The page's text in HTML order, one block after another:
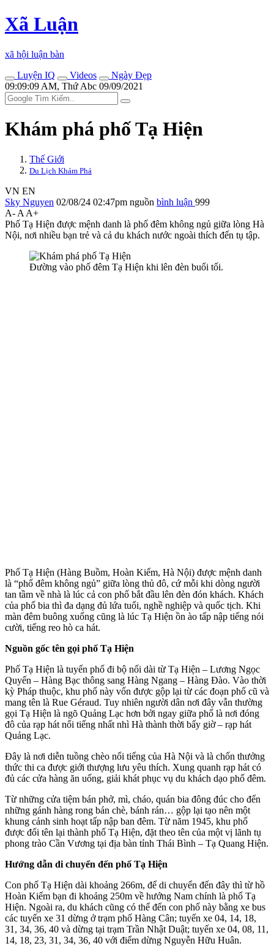
Xã Luận
xã hội luận bàn
Luyện IQ
Videos
Ngày Đẹp
09:09:09 AM, Thứ Abc 09/09/2021
Khám phá phố Tạ Hiện
Thế Giới
Du Lịch Khám Phá
VN EN
Sky Nguyen 02/08/24 02:47pm nguồn bình luận 999
A- A A+
Phố Tạ Hiện được mệnh danh là phố đêm không ngủ giữa lòng Hà
Nội, nơi nhiều bạn trẻ và cả du khách nước ngoài thích đến tụ tập.
Đường vào phố đêm Tạ Hiện khi lên đèn buổi tối.
Phố Tạ Hiện (Hàng Buồm, Hoàn Kiếm, Hà Nội) được mệnh danh
là “phố đêm không ngủ” giữa lòng thủ đô, cứ mỗi khi dòng người
tan tầm về nhà là lúc cả con phố bắt đầu lên đèn đón khách. Khách
của phố bia thì đa dạng đủ lứa tuổi, nghề nghiệp và quốc tịch. Khi
màn đêm buông xuống cũng là lúc Tạ Hiện ồn ào tấp nập tiếng nói
cười, tiếng reo hò ca hát.
Nguồn gốc tên gọi phố Tạ Hiện
Phố Tạ Hiện là tuyến phố đi bộ nối dài từ Tạ Hiện – Lương Ngọc
Quyến – Hàng Bạc thông sang Hàng Ngang – Hàng Đào. Vào thời
kỳ Pháp thuộc, khu phố này vốn được gộp lại từ các đoạn phố cũ và
mang tên là Rue Géraud. Tuy nhiên người dân nơi đây vẫn thường
gọi Tạ Hiện là ngõ Quảng Lạc hơn bởi ngay giữa phố là nơi đóng
đô của rạp hát nổi tiếng nhất nhì Hà thành thời bấy giờ – rạp hát
Quảng Lạc.
Đây là nơi diễn tuồng chèo nổi tiếng của Hà Nội và là chốn thưởng
thức thi ca được giới thượng lưu yêu thích. Xung quanh rạp hát có
đủ các cửa hàng ăn uống, giải khát phục vụ du khách dạo phố đêm.
Từ những cửa tiệm bán phở, mì, cháo, quán bia đông đúc cho đến
những gánh hàng rong bán chè, bánh rán… gộp lại tạo nên một
khung cảnh sinh hoạt tấp nập ban đêm. Từ năm 1945, khu phố
được đổi tên lại thành phố Tạ Hiện, đặt theo tên của một vị lãnh tụ
phong trào Cần Vương tại địa bàn tỉnh Thái Bình – Tạ Quang Hiện.
Hướng dẫn di chuyển đến phố Tạ Hiện
Con phố Tạ Hiện dài khoảng 266m, để di chuyển đến đây thì từ hồ
Hoàn Kiếm bạn đi khoảng 250m về hướng Nam chính là phố Tạ
Hiện. Ngoài ra, du khách cũng có thể đến con phố này bằng xe bus
các tuyến xe 31 dừng ở trạm phố Hàng Cân; tuyến xe 04, 14, 18,
31, 34, 36, 40 và dừng tại trạm Trần Nhật Duật; tuyến xe 04, 08, 11,
14, 18, 23, 31, 34, 36, 40 với điểm dừng Nguyễn Hữu Huân.